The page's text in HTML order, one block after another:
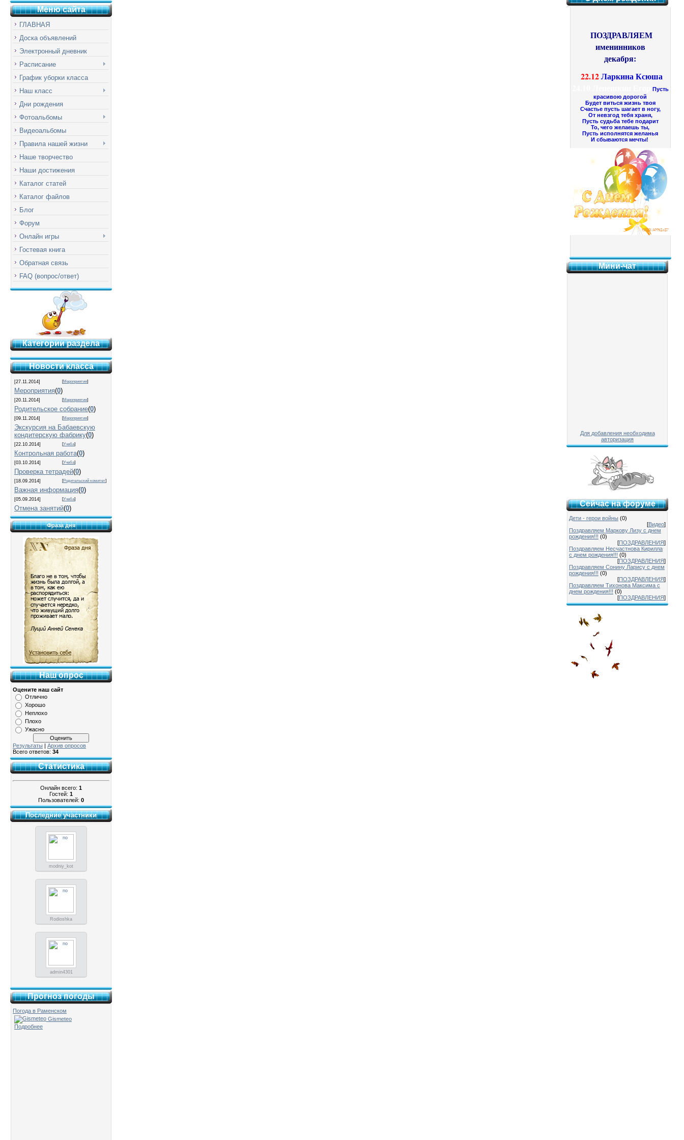
Меню сайта
ГЛАВНАЯ
Доска объявлений
Электронный дневник
Расписание
График уборки класса
Наш класс
Дни рождения
Фотоальбомы
Видеоальбомы
Правила нашей жизни
Наше творчество
Наши достижения
Каталог статей
Каталог файлов
Блог
Форум
Онлайн игры
Гостевая книга
Обратная связь
FAQ (вопрос/ответ)
Категории раздела
Новости класса
[27.11.2014] [Мероприятия]
Мероприятия(0)
[20.11.2014] [Мероприятия]
Родительское собрание(0)
[09.11.2014] [Мероприятия]
Экскурсия на Бабаевскую
кондитерскую фабрику(0)
[22.10.2014] [Учеба]
Контрольная работа(0)
[03.10.2014] [Учеба]
Проверка тетрадей(0)
[18.09.2014] [Родительский комитет]
Важная информация(0)
[05.09.2014] [Учеба]
Отмена занятий(0)
Фраза дня
Наш опрос
Оцените наш сайт
Отлично
Хорошо
Неплохо
Плохо
Ужасно
Результаты | Архив опросов
Всего ответов: 34
Статистика
Онлайн всего: 1
Гостей: 1
Пользователей: 0
Последние участники
modniy_kot
Rodioshka
admin4301
Прогноз погоды
Погода в Раменском
Gismeteo
Подробнее
ПОЗДРАВЛЯЕМ
именинников
декабря:
22.12Ларкина Ксюша
Пусть
красивою дорогой
Будет виться жизнь твоя
Счастье пусть шагает в ногу,
От невзгод тебя храня,
Пусть судьба тебе подарит
То, чего желаешь ты,
Пусть исполнятся желанья
И сбываются мечты!
Мини-чат
Для добавления необходима
авторизация
Сейчас на форуме
Дети - герои войны (0)
[Видео]
Поздравляем Маркову Лизу с днем
рождения!!! (0)
[ПОЗДРАВЛЕНИЯ]
Поздравляем Несчастнова Кирилла
с днем рождения!!! (0)
[ПОЗДРАВЛЕНИЯ]
Поздравляем Сонину Ларису с днем
рождения!!! (0)
[ПОЗДРАВЛЕНИЯ]
Поздравляем Тихонова Максима с
днем рождения!!! (0)
[ПОЗДРАВЛЕНИЯ]